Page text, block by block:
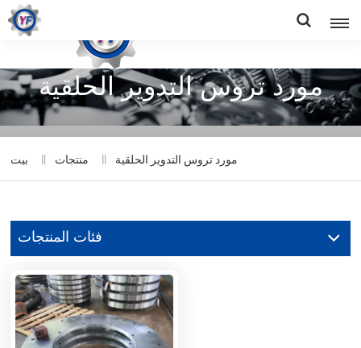
مورد تروس التدوير الحلقية
بيت منتجات مورد تروس التدوير الحلقية
فئات المنتجات